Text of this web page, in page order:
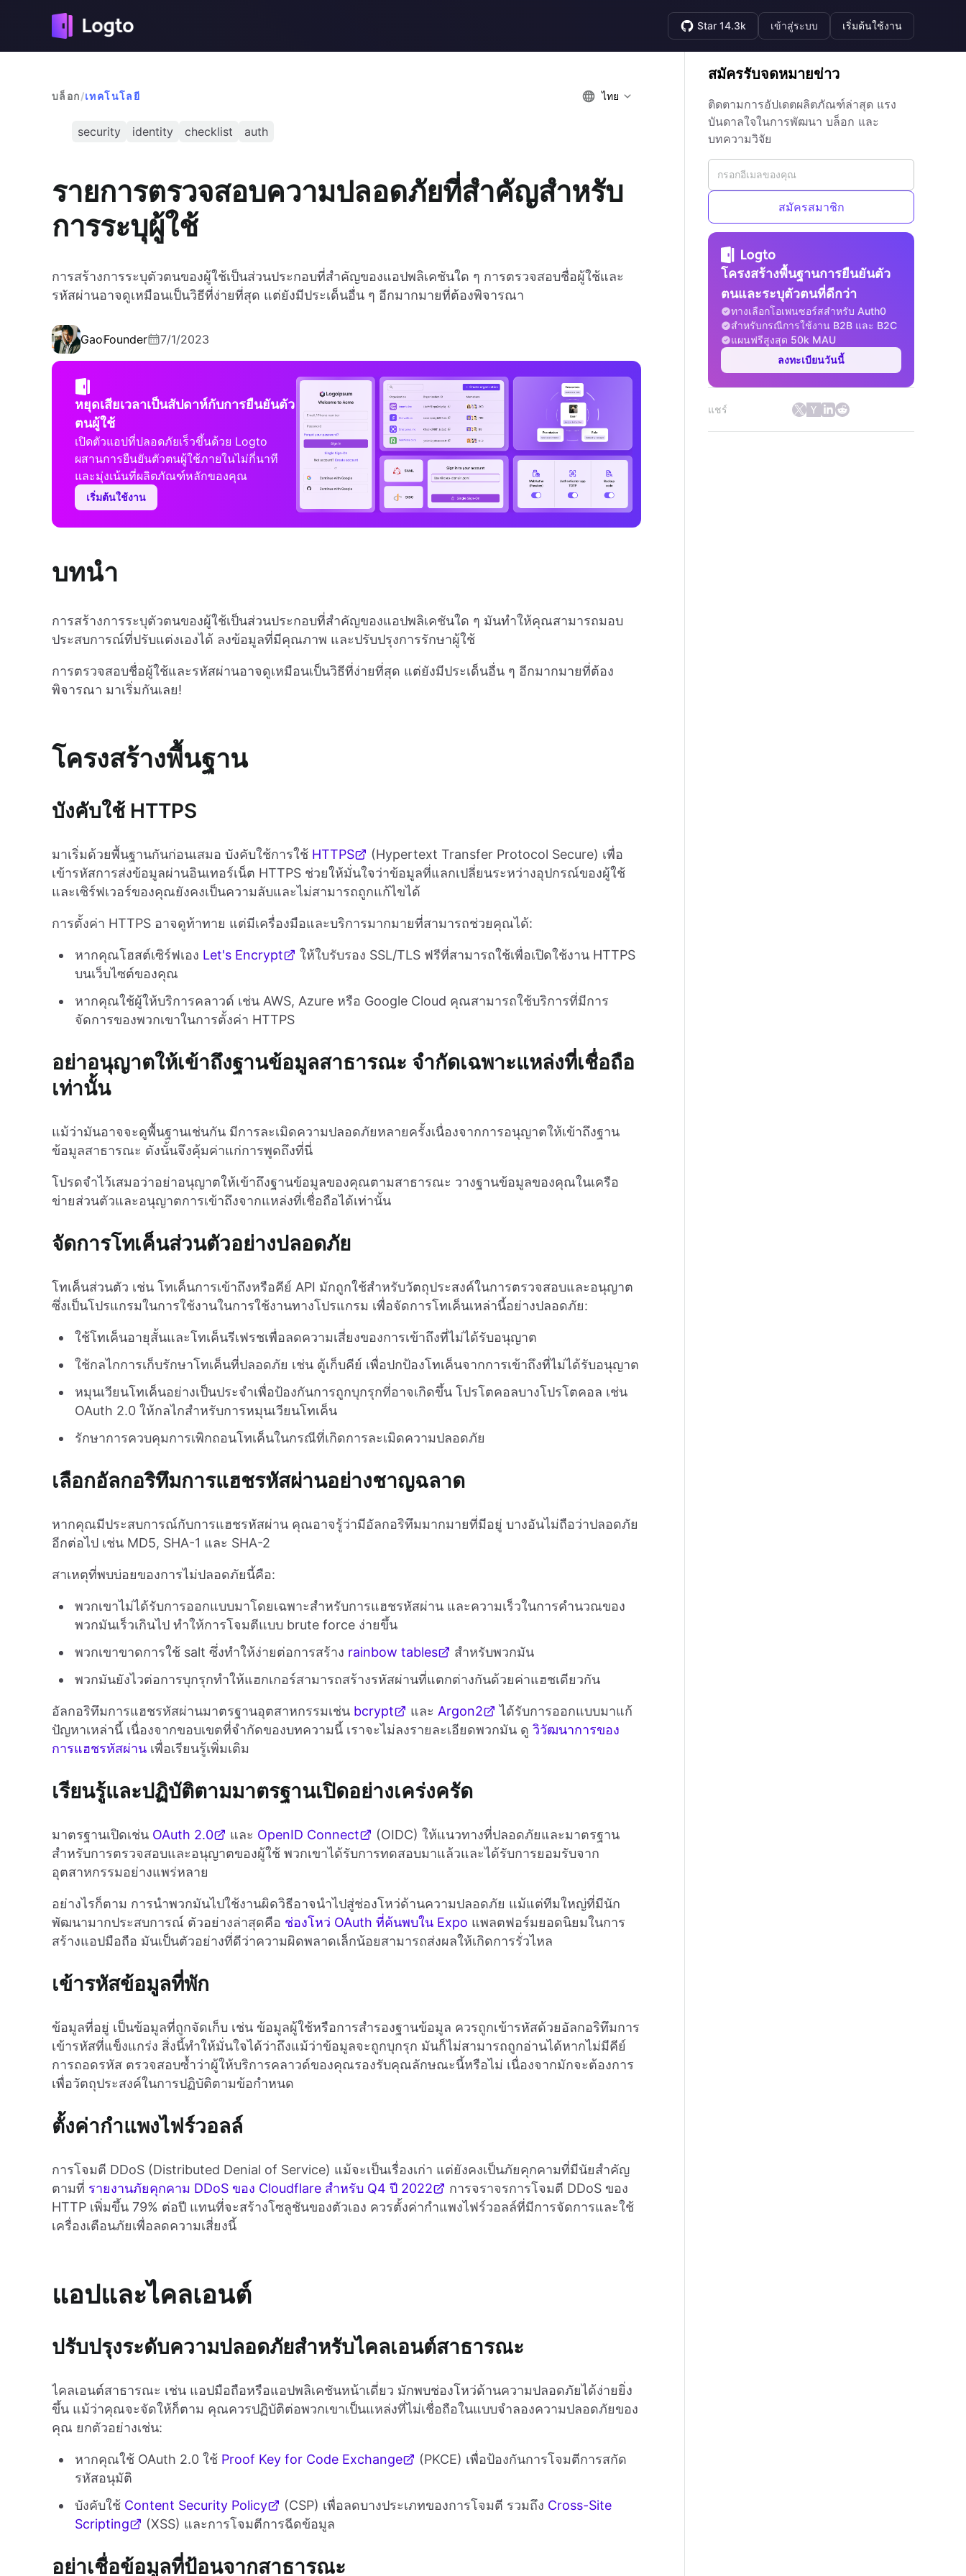
Star 14.3k เข้าสู่ระบบ เริ่มต้นใช้งาน
บล็อก/เทคโนโลยี ไทย
security identity checklist auth
รายการตรวจสอบความปลอดภัยที่สำคัญสำหรับ
การระบุผู้ใช้
การสร้างการระบุตัวตนของผู้ใช้เป็นส่วนประกอบที่สำคัญของแอปพลิเคชันใด ๆ การตรวจสอบชื่อผู้ใช้และ
รหัสผ่านอาจดูเหมือนเป็นวิธีที่ง่ายที่สุด แต่ยังมีประเด็นอื่น ๆ อีกมากมายที่ต้องพิจารณา
GaoFounder 7/1/2023
หยุดเสียเวลาเป็นสัปดาห์กับการยืนยันตัว
ตนผู้ใช้
เปิดตัวแอปที่ปลอดภัยเร็วขึ้นด้วย Logto
ผสานการยืนยันตัวตนผู้ใช้ภายในไม่กี่นาที
และมุ่งเน้นที่ผลิตภัณฑ์หลักของคุณ
เริ่มต้นใช้งาน
บทนำ
การสร้างการระบุตัวตนของผู้ใช้เป็นส่วนประกอบที่สำคัญของแอปพลิเคชันใด ๆ มันทำให้คุณสามารถมอบ
ประสบการณ์ที่ปรับแต่งเองได้ ลงข้อมูลที่มีคุณภาพ และปรับปรุงการรักษาผู้ใช้
การตรวจสอบชื่อผู้ใช้และรหัสผ่านอาจดูเหมือนเป็นวิธีที่ง่ายที่สุด แต่ยังมีประเด็นอื่น ๆ อีกมากมายที่ต้อง
พิจารณา มาเริ่มกันเลย!
โครงสร้างพื้นฐาน
บังคับใช้ HTTPS
มาเริ่มด้วยพื้นฐานกันก่อนเสมอ บังคับใช้การใช้ HTTPS
(Hypertext Transfer Protocol Secure) เพื่อ
เข้ารหัสการส่งข้อมูลผ่านอินเทอร์เน็ต HTTPS ช่วยให้มั่นใจว่าข้อมูลที่แลกเปลี่ยนระหว่างอุปกรณ์ของผู้ใช้
และเซิร์ฟเวอร์ของคุณยังคงเป็นความลับและไม่สามารถถูกแก้ไขได้
การตั้งค่า HTTPS อาจดูท้าทาย แต่มีเครื่องมือและบริการมากมายที่สามารถช่วยคุณได้:
หากคุณโฮสต์เซิร์ฟเอง Let's Encrypt
ให้ใบรับรอง SSL/TLS ฟรีที่สามารถใช้เพื่อเปิดใช้งาน HTTPS
บนเว็บไซต์ของคุณ
หากคุณใช้ผู้ให้บริการคลาวด์ เช่น AWS, Azure หรือ Google Cloud คุณสามารถใช้บริการที่มีการ
จัดการของพวกเขาในการตั้งค่า HTTPS
อย่าอนุญาตให้เข้าถึงฐานข้อมูลสาธารณะ จำกัดเฉพาะแหล่งที่เชื่อถือ
เท่านั้น
แม้ว่ามันอาจจะดูพื้นฐานเช่นกัน มีการละเมิดความปลอดภัยหลายครั้งเนื่องจากการอนุญาตให้เข้าถึงฐาน
ข้อมูลสาธารณะ ดังนั้นจึงคุ้มค่าแก่การพูดถึงที่นี่
โปรดจำไว้เสมอว่าอย่าอนุญาตให้เข้าถึงฐานข้อมูลของคุณตามสาธารณะ วางฐานข้อมูลของคุณในเครือ
ข่ายส่วนตัวและอนุญาตการเข้าถึงจากแหล่งที่เชื่อถือได้เท่านั้น
จัดการโทเค็นส่วนตัวอย่างปลอดภัย
โทเค็นส่วนตัว เช่น โทเค็นการเข้าถึงหรือคีย์ API มักถูกใช้สำหรับวัตถุประสงค์ในการตรวจสอบและอนุญาต
ซึ่งเป็นโปรแกรมในการใช้งานในการใช้งานทางโปรแกรม เพื่อจัดการโทเค็นเหล่านี้อย่างปลอดภัย:
ใช้โทเค็นอายุสั้นและโทเค็นรีเฟรชเพื่อลดความเสี่ยงของการเข้าถึงที่ไม่ได้รับอนุญาต
ใช้กลไกการเก็บรักษาโทเค็นที่ปลอดภัย เช่น ตู้เก็บคีย์ เพื่อปกป้องโทเค็นจากการเข้าถึงที่ไม่ได้รับอนุญาต
หมุนเวียนโทเค็นอย่างเป็นประจำเพื่อป้องกันการถูกบุกรุกที่อาจเกิดขึ้น โปรโตคอลบางโปรโตคอล เช่น
OAuth 2.0 ให้กลไกสำหรับการหมุนเวียนโทเค็น
รักษาการควบคุมการเพิกถอนโทเค็นในกรณีที่เกิดการละเมิดความปลอดภัย
เลือกอัลกอริทึมการแฮชรหัสผ่านอย่างชาญฉลาด
หากคุณมีประสบการณ์กับการแฮชรหัสผ่าน คุณอาจรู้ว่ามีอัลกอริทึมมากมายที่มีอยู่ บางอันไม่ถือว่าปลอดภัย
อีกต่อไป เช่น MD5, SHA-1 และ SHA-2
สาเหตุที่พบบ่อยของการไม่ปลอดภัยนี้คือ:
พวกเขาไม่ได้รับการออกแบบมาโดยเฉพาะสำหรับการแฮชรหัสผ่าน และความเร็วในการคำนวณของ
พวกมันเร็วเกินไป ทำให้การโจมตีแบบ brute force ง่ายขึ้น
พวกเขาขาดการใช้ salt ซึ่งทำให้ง่ายต่อการสร้าง rainbow tables
สำหรับพวกมัน
พวกมันยังไวต่อการบุกรุกทำให้แฮกเกอร์สามารถสร้างรหัสผ่านที่แตกต่างกันด้วยค่าแฮชเดียวกัน
อัลกอริทึมการแฮชรหัสผ่านมาตรฐานอุตสาหกรรมเช่น bcrypt และ Argon2
ได้รับการออกแบบมาแก้
ปัญหาเหล่านี้ เนื่องจากขอบเขตที่จำกัดของบทความนี้ เราจะไม่ลงรายละเอียดพวกมัน ดู วิวัฒนาการของ
การแฮชรหัสผ่าน เพื่อเรียนรู้เพิ่มเติม
เรียนรู้และปฏิบัติตามมาตรฐานเปิดอย่างเคร่งครัด
มาตรฐานเปิดเช่น OAuth 2.0 และ OpenID Connect
(OIDC) ให้แนวทางที่ปลอดภัยและมาตรฐาน
สำหรับการตรวจสอบและอนุญาตของผู้ใช้ พวกเขาได้รับการทดสอบมาแล้วและได้รับการยอมรับจาก
อุตสาหกรรมอย่างแพร่หลาย
อย่างไรก็ตาม การนำพวกมันไปใช้งานผิดวิธีอาจนำไปสู่ช่องโหว่ด้านความปลอดภัย แม้แต่ทีมใหญ่ที่มีนัก
พัฒนามากประสบการณ์ ตัวอย่างล่าสุดคือ ช่องโหว่ OAuth ที่ค้นพบใน Expo แพลตฟอร์มยอดนิยมในการ
สร้างแอปมือถือ มันเป็นตัวอย่างที่ดีว่าความผิดพลาดเล็กน้อยสามารถส่งผลให้เกิดการรั่วไหล
เข้ารหัสข้อมูลที่พัก
ข้อมูลที่อยู่ เป็นข้อมูลที่ถูกจัดเก็บ เช่น ข้อมูลผู้ใช้หรือการสำรองฐานข้อมูล ควรถูกเข้ารหัสด้วยอัลกอริทึมการ
เข้ารหัสที่แข็งแกร่ง สิ่งนี้ทำให้มั่นใจได้ว่าถึงแม้ว่าข้อมูลจะถูกบุกรุก มันก็ไม่สามารถถูกอ่านได้หากไม่มีคีย์
การถอดรหัส ตรวจสอบซ้ำว่าผู้ให้บริการคลาวด์ของคุณรองรับคุณลักษณะนี้หรือไม่ เนื่องจากมักจะต้องการ
เพื่อวัตถุประสงค์ในการปฏิบัติตามข้อกำหนด
ตั้งค่ากำแพงไฟร์วอลล์
การโจมตี DDoS (Distributed Denial of Service) แม้จะเป็นเรื่องเก่า แต่ยังคงเป็นภัยคุกคามที่มีนัยสำคัญ
ตามที่ รายงานภัยคุกคาม DDoS ของ Cloudflare สำหรับ Q4 ปี 2022
การจราจรการโจมตี DDoS ของ
HTTP เพิ่มขึ้น 79% ต่อปี แทนที่จะสร้างโซลูชันของตัวเอง ควรตั้งค่ากำแพงไฟร์วอลล์ที่มีการจัดการและใช้
เครื่องเตือนภัยเพื่อลดความเสี่ยงนี้
แอปและไคลเอนต์
ปรับปรุงระดับความปลอดภัยสำหรับไคลเอนต์สาธารณะ
ไคลเอนต์สาธารณะ เช่น แอปมือถือหรือแอปพลิเคชันหน้าเดี่ยว มักพบช่องโหว่ด้านความปลอดภัยได้ง่ายยิ่ง
ขึ้น แม้ว่าคุณจะจัดให้ก็ตาม คุณควรปฏิบัติต่อพวกเขาเป็นแหล่งที่ไม่เชื่อถือในแบบจำลองความปลอดภัยของ
คุณ ยกตัวอย่างเช่น:
หากคุณใช้ OAuth 2.0 ใช้ Proof Key for Code Exchange
(PKCE) เพื่อป้องกันการโจมตีการสกัด
รหัสอนุมัติ
บังคับใช้ Content Security Policy (CSP) เพื่อลดบางประเภทของการโจมตี รวมถึง Cross-Site
Scripting
(XSS) และการโจมตีการฉีดข้อมูล
อย่าเชื่อข้อมูลที่ป้อนจากสาธารณะ
สมัครรับจดหมายข่าว
ติดตามการอัปเดตผลิตภัณฑ์ล่าสุด แรง
บันดาลใจในการพัฒนา บล็อก และ
บทความวิจัย
สมัครสมาชิก
โครงสร้างพื้นฐานการยืนยันตัว
ตนและระบุตัวตนที่ดีกว่า
ทางเลือกโอเพนซอร์สสำหรับ Auth0
สำหรับกรณีการใช้งาน B2B และ B2C
แผนฟรีสูงสุด 50k MAU
ลงทะเบียนวันนี้
แชร์